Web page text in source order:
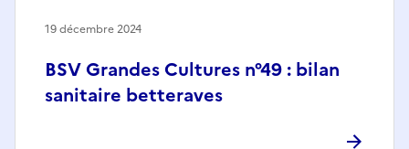
BSV Grandes Cultures n°49 : bilan
sanitaire betteraves
19 décembre 2024